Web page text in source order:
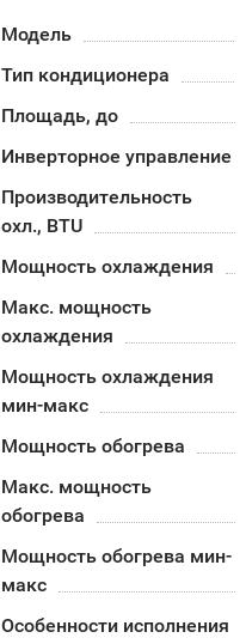
Модель
Тип кондиционера
Площадь, до
Инверторное управление
Производительность
охл., BTU
Мощность охлаждения
Макс. мощность
охлаждения
Мощность охлаждения
мин-макс
Мощность обогрева
Макс. мощность
обогрева
Мощность обогрева мин-
макс
Особенности исполнения